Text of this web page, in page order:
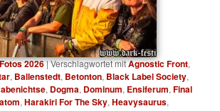
Fotos 2026|Verschlagwortet mitAgnostic Front,
, Ballenstedt, Betonton, Black Label Society,
, Dogma, Dominum, Ensiferum,Final
,Harakiri For The Sky,Heavysaurus,